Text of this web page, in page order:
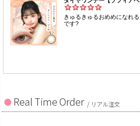
Real Time Order / リアル注文